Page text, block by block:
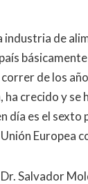
industria de
de los
ha crecido y se
día es el
Europea
Dr. Salvador